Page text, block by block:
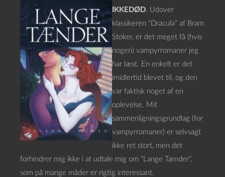
IKKEDØD. Udover
klassikeren “Dracula” af Bram
Stoker, er det meget få (hvis
nogen) vampyrromaner jeg
har læst. En enkelt er det
imidlertid blevet til, og den
var faktisk noget af en
oplevelse. Mit
sammenligningsgrundlag (for
vampyrromaner) er selvsagt
ikke ret stort, men det
forhindrer mig ikke i at udtale mig om “Lange Tænder”,
som på mange måder er rigtig interessant.